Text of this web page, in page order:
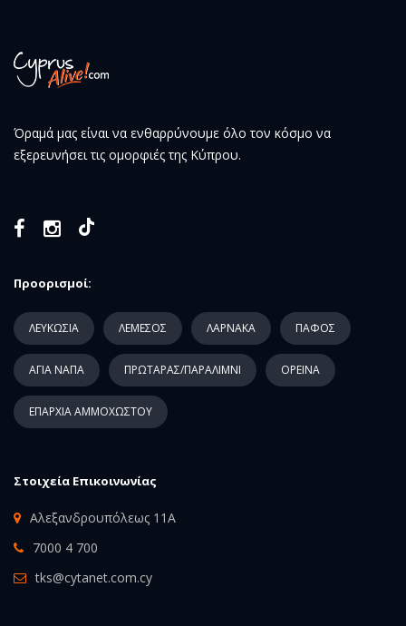
Όραμά μας είναι να ενθαρρύνουμε όλο τον κόσμο να
εξερευνήσει τις ομορφιές της Κύπρου.
Προορισμοί:
ΛΕΥΚΩΣΙΑ ΛΕΜΕΣΟΣ ΛΑΡΝΑΚΑ ΠΑΦΟΣ
ΑΓΙΑ ΝΑΠΑ ΠΡΩΤΑΡΑΣ/ΠΑΡΑΛΙΜΝΙ ΟΡΕΙΝΑ
ΕΠΑΡΧΙΑ ΑΜΜΟΧΩΣΤΟΥ
Στοιχεία Επικοινωνίας
Αλεξανδρουπόλεως 11Α
7000 4 700
tks@cytanet.com.cy